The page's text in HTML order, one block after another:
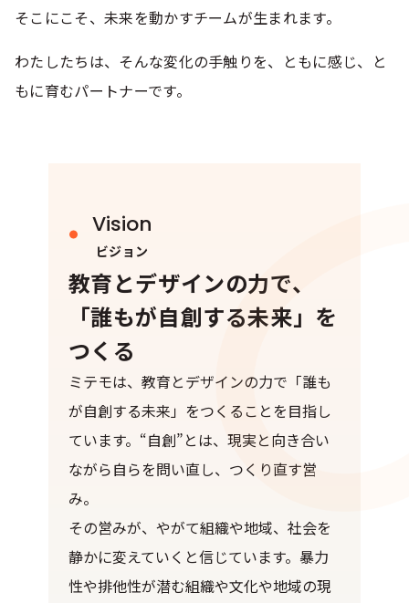
そこにこそ、未来を動かすチームが生まれます。
わたしたちは、そんな変化の手触りを、ともに感じ、と
もに育むパートナーです。
Vision
ビジョン
教育とデザインの力で、
「誰もが自創する未来」を
つくる
ミテモは、教育とデザインの力で「誰も
が自創する未来」をつくることを目指し
ています。“自創”とは、現実と向き合い
ながら自らを問い直し、つくり直す営
み。
その営みが、やがて組織や地域、社会を
静かに変えていくと信じています。暴力
性や排他性が潜む組織や文化や地域の現